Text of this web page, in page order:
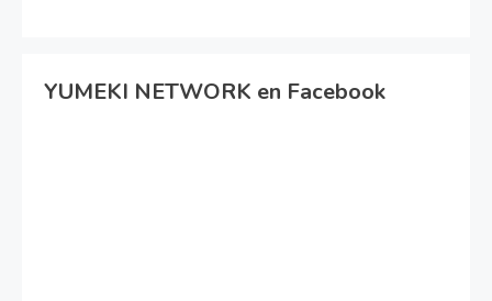
YUMEKI NETWORK en Facebook